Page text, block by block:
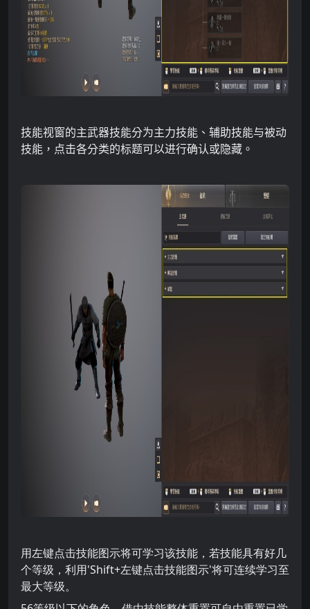
技能视窗的主武器技能分为主力技能、辅助技能与被动
技能，点击各分类的标题可以进行确认或隐藏 。
用左键点击技能图示将可学习该技能，若技能具有好几
个等级，利用'Shift+左键点击技能图示'将可连续学习至
最大等级。